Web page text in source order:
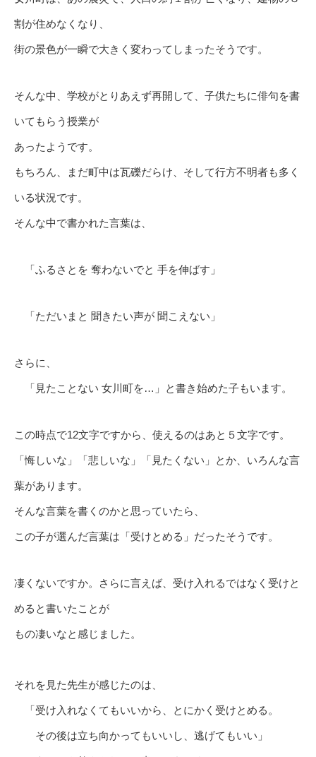
割が住めなくなり、
街の景色が一瞬で大きく変わってしまったそうです。
そんな中、学校がとりあえず再開して、子供たちに俳句を書
いてもらう授業が
あったようです。
もちろん、まだ町中は瓦礫だらけ、そして行方不明者も多く
いる状況です。
そんな中で書かれた言葉は、
「ふるさとを 奪わないでと 手を伸ばす」
「ただいまと 聞きたい声が 聞こえない」
さらに、
「見たことない 女川町を…」と書き始めた子もいます。
この時点で12文字ですから、使えるのはあと５文字です。
「悔しいな」「悲しいな」「見たくない」とか、いろんな言
葉があります。
そんな言葉を書くのかと思っていたら、
この子が選んだ言葉は「受けとめる」だったそうです。
凄くないですか。さらに言えば、受け入れるではなく受けと
めると書いたことが
もの凄いなと感じました。
それを見た先生が感じたのは、
「受け入れなくてもいいから、とにかく受けとめる。
その後は立ち向かってもいいし、逃げてもいい」